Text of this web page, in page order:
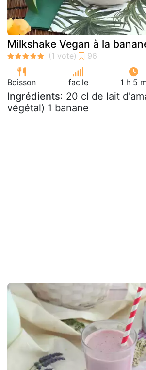
Milkshake Vegan à la
Boisson facile 1 h 5 m
Ingrédients: 20 cl de lait
végétal) 1 banane